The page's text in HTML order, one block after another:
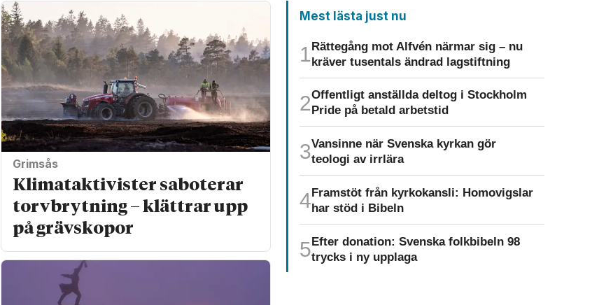
Grimsås
Klimat­aktivister saboterar
torv­brytning – klättrar upp
på gräv­skopor
Mest lästa just nu
Rättegång mot Alfvén närmar sig – nu
kräver tusentals ändrad lagstiftning
Offentligt anställda deltog i Stockholm
Pride på betald arbetstid
Vansinne när Svenska kyrkan gör
teologi av irrlära
Framstöt från kyrkokansli: Homo­vigslar
har stöd i Bibeln
Efter donation: Svenska folkbibeln 98
trycks i ny upplaga